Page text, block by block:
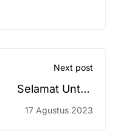
Next post
Selamat Untuk
Bapak Willy
17 Agustus 2023